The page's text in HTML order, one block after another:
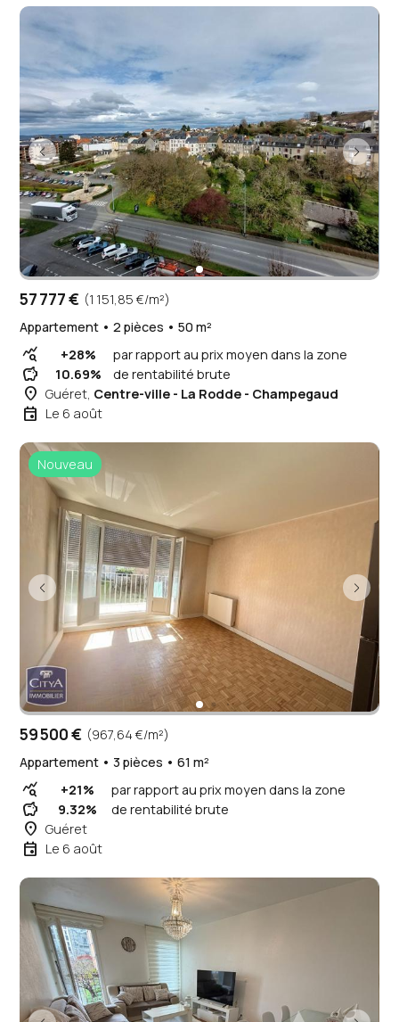
57 777 € (1 151,85 €/m²)
Appartement • 2 pièces • 50 m²
query_stats +28% par rapport au prix moyen dans la zone
savings 10.69% de rentabilité brute
place Guéret, Centre-ville - La Rodde - Champegaud
event Le 6 août
Nouveau
59 500 € (967,64 €/m²)
Appartement • 3 pièces • 61 m²
query_stats +21% par rapport au prix moyen dans la zone
savings 9.32% de rentabilité brute
place Guéret
event Le 6 août